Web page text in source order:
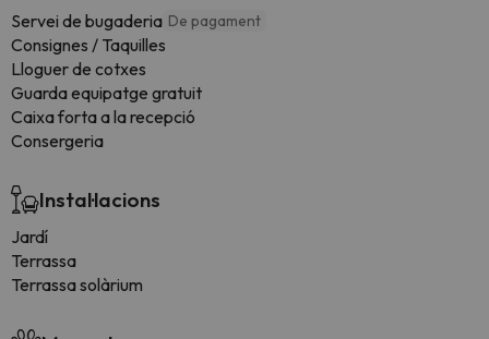
Servei de bugaderia De pagament
Consignes / Taquilles
Lloguer de cotxes
Guarda equipatge gratuit
Caixa forta a la recepció
Consergeria
Instal·lacions
Jardí
Terrassa
Terrassa solàrium